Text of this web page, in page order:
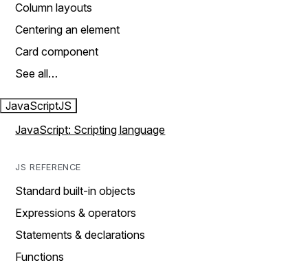
Column layouts
Centering an element
Card component
See all…
JavaScriptJS
JavaScript: Scripting language
JS REFERENCE
Standard built-in objects
Expressions & operators
Statements & declarations
Functions